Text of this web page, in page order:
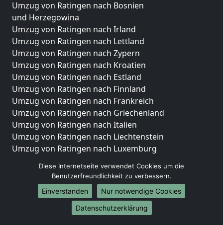
Umzug von Ratingen nach Bosnien
und Herzegowina
Umzug von Ratingen nach Irland
Umzug von Ratingen nach Lettland
Umzug von Ratingen nach Zypern
Umzug von Ratingen nach Kroatien
Umzug von Ratingen nach Estland
Umzug von Ratingen nach Finnland
Umzug von Ratingen nach Frankreich
Umzug von Ratingen nach Griechenland
Umzug von Ratingen nach Italien
Umzug von Ratingen nach Liechtenstein
Umzug von Ratingen nach Luxemburg
Umzug von Ratingen nach Norwegen
Umzüge-Deutschlandweit
Umzug von Ratingen nach Berlin
Diese Internetseite verwendet Cookies um die
Benutzerfreundlichkeit zu verbessern.
Einverstanden
Nur notwendige Cookies
Datenschutzerklärung